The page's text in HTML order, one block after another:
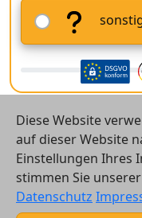
© 2026
Kontakt
Diese Website
auf dieser Website
Einstellungen Ihres
stimmen Sie
Datenschutz